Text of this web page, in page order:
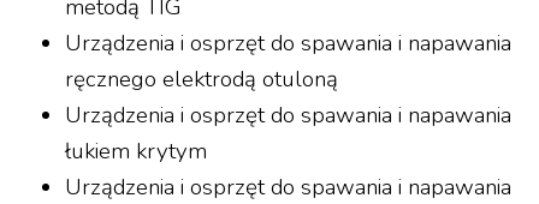
metodą TIG
Urządzenia i osprzęt do spawania i napawania
ręcznego elektrodą otuloną
Urządzenia i osprzęt do spawania i napawania
łukiem krytym
Urządzenia i osprzęt do spawania i napawania